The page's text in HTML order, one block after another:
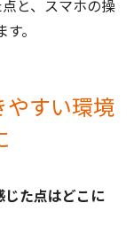
と、スマホの操
。
やすい環境
た点はどこに